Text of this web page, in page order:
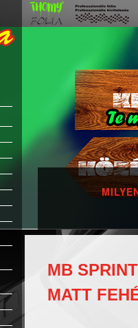
MB
MATT